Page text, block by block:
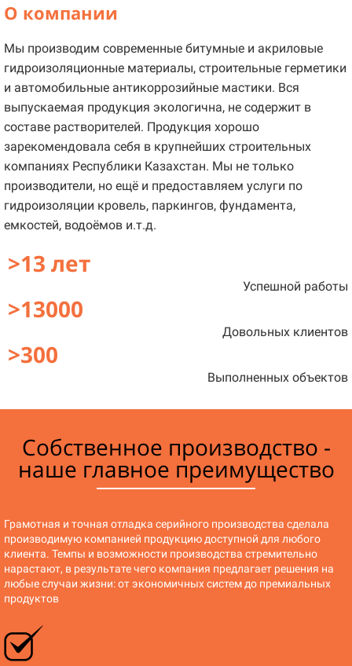
О компании
Мы производим современные битумные и акриловые
гидроизоляционные материалы, строительные герметики
и автомобильные антикоррозийные мастики. Вся
выпускаемая продукция экологична, не содержит в
составе растворителей. Продукция хорошо
зарекомендовала себя в крупнейших строительных
компаниях Республики Казахстан. Мы не только
производители, но ещё и предоставляем услуги по
гидроизоляции кровель, паркингов, фундамента,
емкостей, водоёмов и.т.д.
>13 лет
Успешной работы
>13000
Довольных клиентов
>300
Выполненных объектов
Собственное производство -
наше главное преимущество
Грамотная и точная отладка серийного производства сделала
производимую компанией продукцию доступной для любого
клиента. Темпы и возможности производства стремительно
нарастают, в результате чего компания предлагает решения на
любые случаи жизни: от экономичных систем до премиальных
продуктов